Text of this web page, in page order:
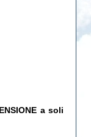
a soli